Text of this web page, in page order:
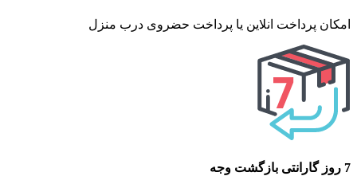
امکان پرداخت انلاین یا پرداخت حضروی درب منزل
7 روز گارانتی بازگشت وجه